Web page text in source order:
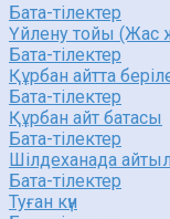
Бата-тілектер
Үйлену тойы (Жас
Бата-тілектер
Құрбан айтта
Бата-тілектер
Құрбан айт батасы
Бата-тілектер
Шілдеханада
Бата-тілектер
Туған күн